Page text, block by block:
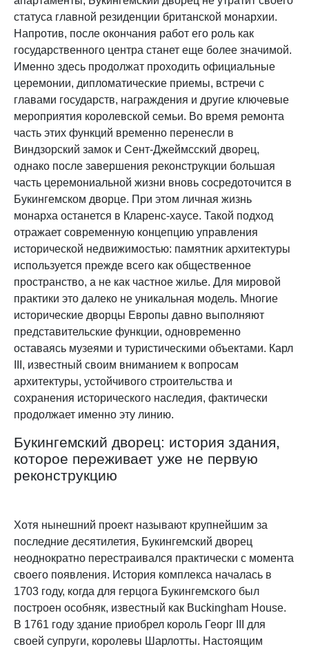
статуса главной резиденции британской монархии.
Напротив, после окончания работ его роль как
государственного центра станет еще более значимой.
Именно здесь продолжат проходить официальные
церемонии, дипломатические приемы, встречи с
главами государств, награждения и другие ключевые
мероприятия королевской семьи. Во время ремонта
часть этих функций временно перенесли в
Виндзорский замок и Сент-Джеймсский дворец,
однако после завершения реконструкции большая
часть церемониальной жизни вновь сосредоточится в
Букингемском дворце. При этом личная жизнь
монарха останется в Кларенс-хаусе. Такой подход
отражает современную концепцию управления
исторической недвижимостью: памятник архитектуры
используется прежде всего как общественное
пространство, а не как частное жилье. Для мировой
практики это далеко не уникальная модель. Многие
исторические дворцы Европы давно выполняют
представительские функции, одновременно
оставаясь музеями и туристическими объектами. Карл
III, известный своим вниманием к вопросам
архитектуры, устойчивого строительства и
сохранения исторического наследия, фактически
продолжает именно эту линию.
Букингемский дворец: история здания,
которое переживает уже не первую
реконструкцию
Хотя нынешний проект называют крупнейшим за
последние десятилетия, Букингемский дворец
неоднократно перестраивался практически с момента
своего появления. История комплекса началась в
1703 году, когда для герцога Букингемского был
построен особняк, известный как Buckingham House.
В 1761 году здание приобрел король Георг III для
своей супруги, королевы Шарлотты. Настоящим